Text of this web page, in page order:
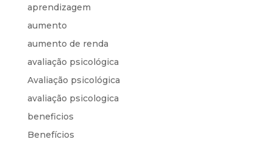
aprendizagem
aumento
aumento de renda
avaliação psicológica
Avaliação psicológica
avaliação psicologica
beneficios
Benefícios